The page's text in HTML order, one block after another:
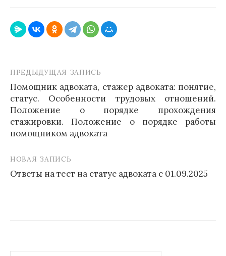
Навигация
по
записям
ПРЕДЫДУЩАЯ ЗАПИСЬ
Помощник адвоката, стажер адвоката: понятие,
статус. Особенности трудовых отношений.
Положение о порядке прохождения
стажировки. Положение о порядке работы
помощником адвоката
НОВАЯ ЗАПИСЬ
Ответы на тест на статус адвоката с 01.09.2025